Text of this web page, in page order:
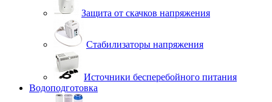
Защита от скачков напряжения
Стабилизаторы напряжения
Источники бесперебойного питания
Водоподготовка